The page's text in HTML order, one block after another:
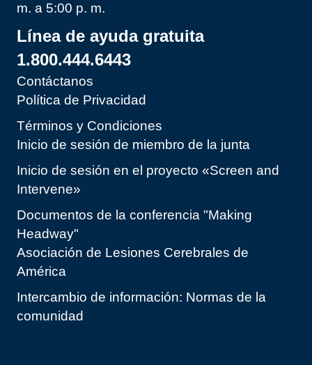
m. a 5:00 p. m.
Línea de ayuda gratuita
1.800.444.6443
Contáctanos
Política de Privacidad
Términos y Condiciones
Inicio de sesión de miembro de la junta
Inicio de sesión en el proyecto «Screen and
Intervene»
Documentos de la conferencia "Making
Headway"
Asociación de Lesiones Cerebrales de
América
Intercambio de información: Normas de la
comunidad